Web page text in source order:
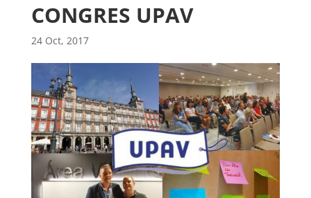
CONGRES UPAV
24 Oct, 2017